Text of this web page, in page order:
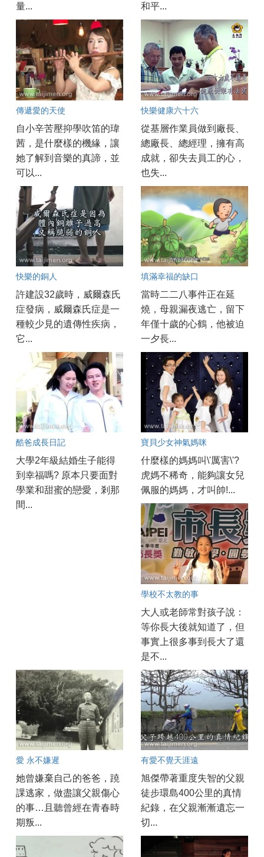
量...
和平...
傳遞愛的天使
自小辛苦壓抑學吹笛的瑋
茜，是什麼樣的機緣，讓
她了解到音樂的真諦，並
可以...
快樂健康六十六
從基層作業員做到廠長、
總廠長、總經理，擁有高
成就，卻失去員工的心，
也失...
快樂的銅人
許建設32歲時，威爾森氏
症發病，威爾森氏症是一
種較少見的遺傳性疾病，
它...
填滿幸福的缺口
當時二二八事件正在延
燒，母親漏夜逃亡，留下
年僅十歲的心鶴，他被迫
一夕長...
酷爸成長日記
大學2年級結婚生子能得
到幸福嗎? 原本只要面對
學業和甜蜜的戀愛，剎那
間...
寶貝少女神氣媽咪
什麼樣的媽媽叫\'厲害\'?
虎媽不稀奇，能夠讓女兒
佩服的媽媽，才叫帥!...
學校不太教的事
大人或老師常對孩子說：
等你長大後就知道了，但
事實上很多事到長大了還
是不...
愛 永不嫌遲
她曾嫌棄自己的爸爸，蹺
課逃家，做盡讓父親傷心
的事…且聽曾經在青春時
期叛...
有愛不覺天涯遠
旭傑帶著重度失智的父親
徒步環島400公里的真情
紀錄，在父親漸漸遺忘一
切...